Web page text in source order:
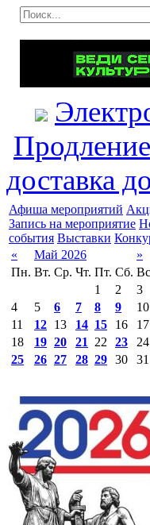
доставка
Афиша мероприятий
Запись на мероприятие
события Выставки
«
Май 2026
»
Пн. Вт. Ср. Чт. Пт. Сб.
1
2
3
4
5 6 7 8 9
10
11
12 13 14 15 16
17
18
19 20 21 22 23
24
25
26 27 28 29 30 31